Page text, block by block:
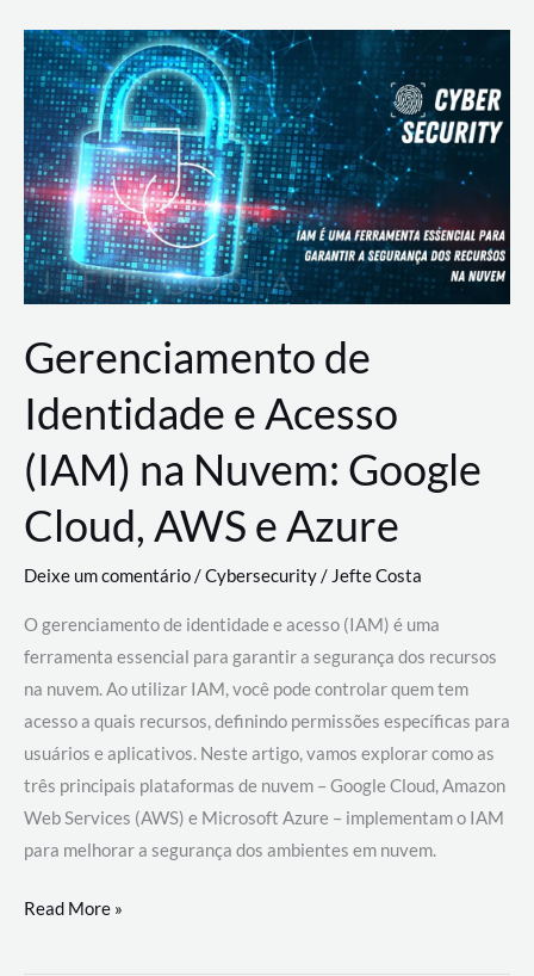
Desenvolvimento,
Segurança
e
Operações
Gerenciamento de
Identidade e Acesso
(IAM) na Nuvem: Google
Cloud, AWS e Azure
Deixe um comentário/Cybersecurity/ Jefte Costa
O gerenciamento de identidade e acesso (IAM) é uma
ferramenta essencial para garantir a segurança dos recursos
na nuvem. Ao utilizar IAM, você pode controlar quem tem
acesso a quais recursos, definindo permissões específicas para
usuários e aplicativos. Neste artigo, vamos explorar como as
três principais plataformas de nuvem – Google Cloud, Amazon
Web Services (AWS) e Microsoft Azure – implementam o IAM
para melhorar a segurança dos ambientes em nuvem.
Gerenciamento
Read More »